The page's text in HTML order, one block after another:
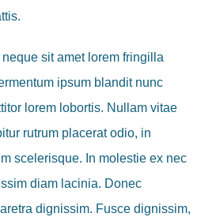
sit amet lorem fringilla
ipsum blandit nunc
lorem lobortis. Nullam vitae
rutrum placerat odio, in
scelerisque. In molestie ex nec
diam lacinia. Donec
dignissim. Fusce dignissim,